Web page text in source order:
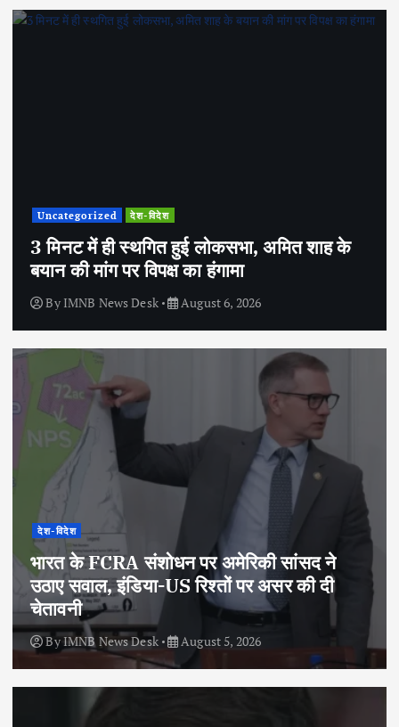
Uncategorized देश-विदेश
3 मिनट में ही स्थगित हुई लोकसभा, अमित शाह के
बयान की मांग पर विपक्ष का हंगामा
By IMNB News Desk August 6, 2026
देश-विदेश
भारत के FCRA संशोधन पर अमेरिकी सांसद ने
उठाए सवाल, इंडिया-US रिश्तों पर असर की दी
चेतावनी
ByIMNB News Desk August 5, 2026